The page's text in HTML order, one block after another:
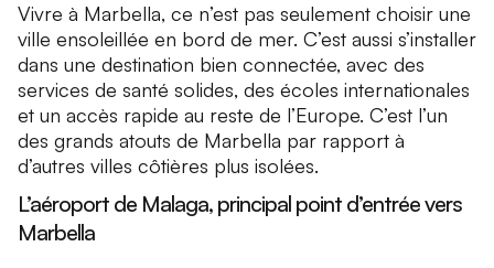
Vivre à Marbella, ce n’est pas seulement choisir une
ville ensoleillée en bord de mer. C’est aussi s’installer
dans une destination bien connectée, avec des
services de santé solides, des écoles internationales
et un accès rapide au reste de l’Europe. C’est l’un
des grands atouts de Marbella par rapport à
d’autres villes côtières plus isolées.
L’aéroport de Malaga, principal point d’entrée vers
Marbella